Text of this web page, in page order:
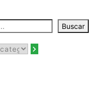
Buscar